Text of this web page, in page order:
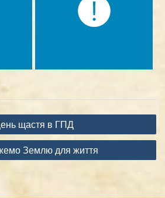
щастя в ГПД
Землю для життя